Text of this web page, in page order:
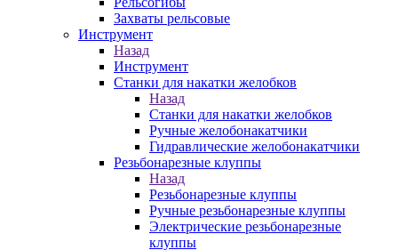
Захваты рельсовые
Инструмент
Назад
Инструмент
Станки для накатки желобков
Назад
Станки для накатки желобков
Ручные желобонакатчики
Гидравлические желобонакатчики
Резьбонарезные клуппы
Назад
Резьбонарезные клуппы
Ручные резьбонарезные клуппы
Электрические резьбонарезные
клуппы